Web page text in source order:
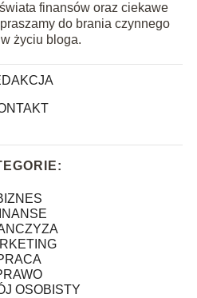
finansów oraz ciekawe
do brania czynnego
w życiu bloga.
OSOBISTY